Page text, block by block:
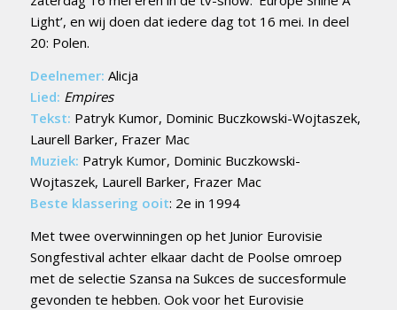
Light’, en wij doen dat iedere dag tot 16 mei. In deel
20: Polen.
Deelnemer: Alicja
Lied: Empires
Tekst: Patryk Kumor, Dominic Buczkowski-Wojtaszek,
Laurell Barker, Frazer Mac
Muziek: Patryk Kumor, Dominic Buczkowski-
Wojtaszek, Laurell Barker, Frazer Mac
Beste klassering ooit: 2e in 1994
Met twee overwinningen op het Junior Eurovisie
Songfestival achter elkaar dacht de Poolse omroep
met de selectie Szansa na Sukces de succesformule
gevonden te hebben. Ook voor het Eurovisie